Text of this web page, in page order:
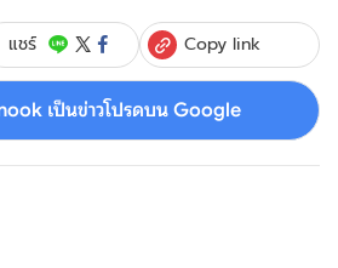
แชร์ Copy link
เป็นข่าวโปรดบน Google